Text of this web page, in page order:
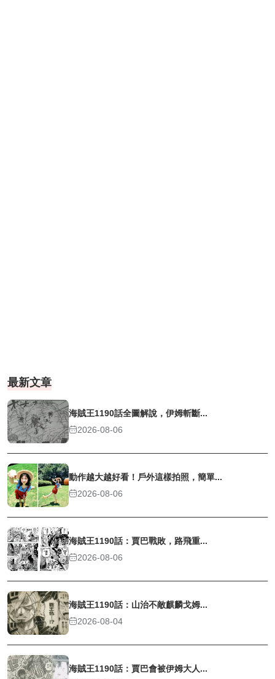
最新文章
海賊王1190話全圖解說，伊姆斬斷...
2026-08-06
動作越大越好看！戶外這樣拍照，簡單...
2026-08-06
海賊王1190話：賈巴戰敗，路飛重...
2026-08-06
海賊王1190話：山治不敵麒麟戈姆...
2026-08-04
海賊王1190話：賈巴會被伊姆大人...